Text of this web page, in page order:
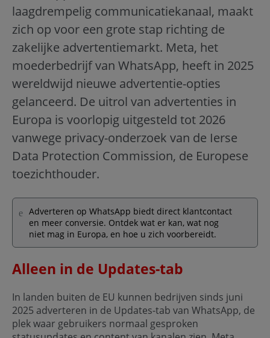
laagdrempelig communicatiekanaal, maakt
zich op voor een grote stap richting de
zakelijke advertentiemarkt. Meta, het
moederbedrijf van WhatsApp, heeft in 2025
wereldwijd nieuwe advertentie-opties
gelanceerd. De uitrol van advertenties in
Europa is voorlopig uitgesteld tot 2026
vanwege privacy-onderzoek van de Ierse
Data Protection Commission, de Europese
toezichthouder.
Adverteren op WhatsApp biedt direct klantcontact
en meer conversie. Ontdek wat er kan, wat nog
niet mag in Europa, en hoe u zich voorbereidt.
Alleen in de Updates-tab
In landen buiten de EU kunnen bedrijven sinds juni
2025 adverteren in de Updates-tab van WhatsApp, de
plek waar gebruikers normaal gesproken